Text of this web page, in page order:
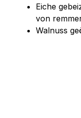
Eiche
von
Walnuss